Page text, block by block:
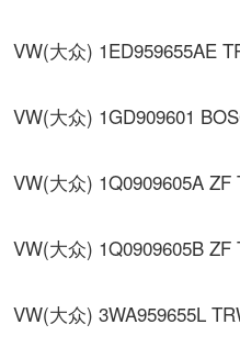
VW(大众) 1ED959655AE
VW(大众) 1GD909601
VW(大众) 1Q0909605A ZF
VW(大众) 1Q0909605B ZF
VW(大众) 3WA959655L